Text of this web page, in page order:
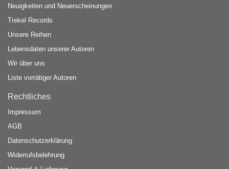
Neuigkeiten und Neuerscheinungen
Trekel Records
Unsere Reihen
Lebensdaten unserer Autoren
Wir über uns
Liste vorrätiger Autoren
Rechtliches
Impressum
AGB
Datenschutzerklärung
Widerrufsbelehrung